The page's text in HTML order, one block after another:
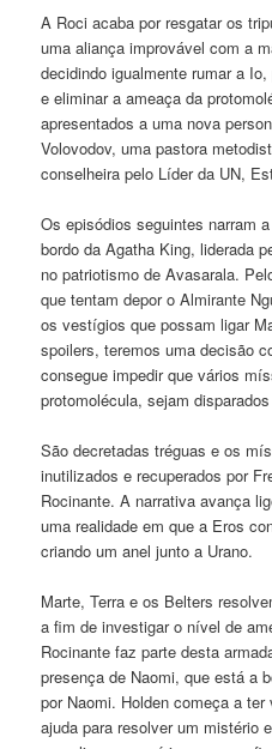
A Roci acaba por resgatar os
uma aliança improvável com a
decidindo igualmente rumar a
e eliminar a ameaça da
apresentados a uma nova
Volovodov, uma pastora
conselheira pelo Líder da UN,
Os episódios seguintes narram
bordo da Agatha King, liderada
no patriotismo de Avasarala.
que tentam depor o Almirante
os vestígios que possam ligar
spoilers, teremos uma decisão
consegue impedir que vários
protomolécula, sejam
São decretadas tréguas e os
inutilizados e recuperados por
Rocinante. A narrativa avança
uma realidade em que a Eros
criando um anel junto a Urano.
Marte, Terra e os Belters
a fim de investigar o nível de
Rocinante faz parte desta
presença de Naomi, que está a
por Naomi. Holden começa a
ajuda para resolver um mistério